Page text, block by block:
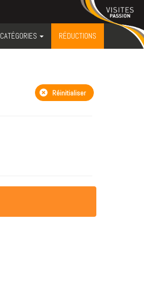
CATÉGORIES RÉDUCTIONS
Réinitialiser